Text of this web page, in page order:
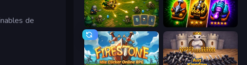
de
Tiny Ranger Merge Survival